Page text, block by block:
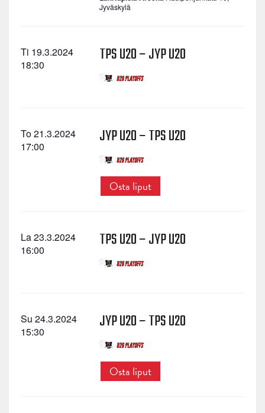
Jyväskylä
Ti 19.3.2024
18:30
TPS U20 – JYP U20
To 21.3.2024
17:00
JYP U20 – TPS U20
Osta liput
La 23.3.2024
16:00
TPS U20 – JYP U20
Su 24.3.2024
15:30
JYP U20 – TPS U20
Osta liput